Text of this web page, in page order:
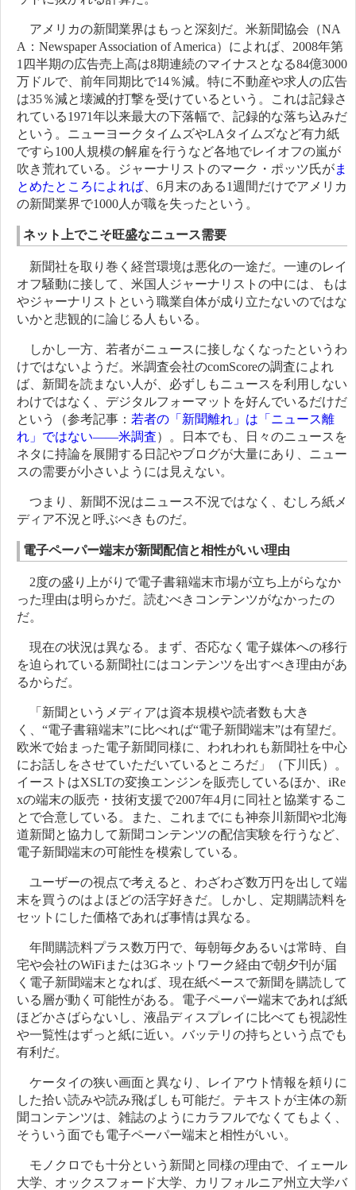
アメリカの新聞業界はもっと深刻だ。米新聞協会（NA
A：Newspaper Association of America）によれば、2008年第
1四半期の広告売上高は8期連続のマイナスとなる84億3000
万ドルで、前年同期比で14％減。特に不動産や求人の広告
は35％減と壊滅的打撃を受けているという。これは記録さ
れている1971年以来最大の下落幅で、記録的な落ち込みだ
という。ニューヨークタイムズやLAタイムズなど有力紙
ですら100人規模の解雇を行うなど各地でレイオフの嵐が
吹き荒れている。ジャーナリストのマーク・ポッツ氏がま
とめたところによれば 、6月末のある1週間だけでアメリカ
の新聞業界で1000人が職を失ったという。
ネット上でこそ旺盛なニュース需要
新聞社を取り巻く経営環境は悪化の一途だ。一連のレイ
オフ騒動に接して、米国人ジャーナリストの中には、もは
やジャーナリストという職業自体が成り立たないのではな
いかと悲観的に論じる人もいる。
しかし一方、若者がニュースに接しなくなったというわ
けではないようだ。米調査会社のcomScoreの調査によれ
ば、新聞を読まない人が、必ずしもニュースを利用しない
わけではなく、デジタルフォーマットを好んでいるだけだ
という（参考記事： 若者の「新聞離れ」は「ニュース離
れ」ではない――米調査）。日本でも、日々のニュースを
ネタに持論を展開する日記やブログが大量にあり、ニュー
スの需要が小さいようには見えない。
つまり、新聞不況はニュース不況ではなく、むしろ紙メ
ディア不況と呼ぶべきものだ。
電子ペーパー端末が新聞配信と相性がいい理由
2度の盛り上がりで電子書籍端末市場が立ち上がらなか
った理由は明らかだ。読むべきコンテンツがなかったの
だ。
現在の状況は異なる。まず、否応なく電子媒体への移行
を迫られている新聞社にはコンテンツを出すべき理由があ
るからだ。
「新聞というメディアは資本規模や読者数も大き
く、“電子書籍端末”に比べれば“電子新聞端末”は有望だ。
欧米で始まった電子新聞同様に、われわれも新聞社を中心
にお話しをさせていただいているところだ」（下川氏）。
イーストはXSLTの変換エンジンを販売しているほか、iRe
xの端末の販売・技術支援で2007年4月に同社と協業するこ
とで合意している。また、これまでにも神奈川新聞や北海
道新聞と協力して新聞コンテンツの配信実験を行うなど、
電子新聞端末の可能性を模索している。
ユーザーの視点で考えると、わざわざ数万円を出して端
末を買うのはよほどの活字好きだ。しかし、定期購読料を
セットにした価格であれば事情は異なる。
年間購読料プラス数万円で、毎朝毎夕あるいは常時、自
宅や会社のWiFiまたは3Gネットワーク経由で朝夕刊が届
く電子新聞端末となれば、現在紙ベースで新聞を購読して
いる層が動く可能性がある。電子ペーパー端末であれば紙
ほどかさばらないし、液晶ディスプレイに比べても視認性
や一覧性はずっと紙に近い。バッテリの持ちという点でも
有利だ。
ケータイの狭い画面と異なり、レイアウト情報を頼りに
した拾い読みや読み飛ばしも可能だ。テキストが主体の新
聞コンテンツは、雑誌のようにカラフルでなくてもよく、
そういう面でも電子ペーパー端末と相性がいい。
モノクロでも十分という新聞と同様の理由で、イェール
大学、オックスフォード大学、カリフォルニア州立大学バ